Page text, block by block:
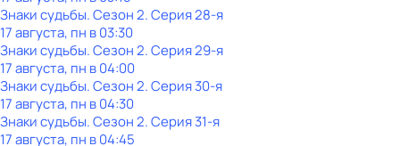
Знаки судьбы. Сезон 2. Серия 28-я
17 августа, пн в 03:30
Знаки судьбы. Сезон 2. Серия 29-я
17 августа, пн в 04:00
Знаки судьбы. Сезон 2. Серия 30-я
17 августа, пн в 04:30
Знаки судьбы. Сезон 2. Серия 31-я
17 августа, пн в 04:45